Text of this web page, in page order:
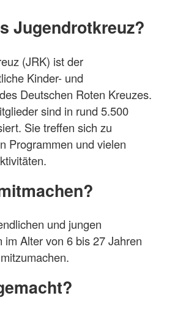
Jugendrotkreuz?
(JRK) ist der
Kinder- und
Deutschen Roten Kreuzes.
sind in rund 5.500
Sie treffen sich zu
Programmen und vielen
und jungen
im Alter von 6 bis 27 Jahren